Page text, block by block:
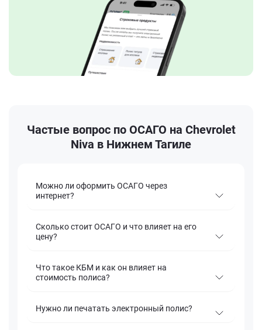
Частые вопрос по ОСАГО на Chevrolet
Niva в Нижнем Тагиле
Можно ли оформить ОСАГО через
интернет?
Сколько стоит ОСАГО и что влияет на его
цену?
Что такое КБМ и как он влияет на
стоимость полиса?
Нужно ли печатать электронный полис?